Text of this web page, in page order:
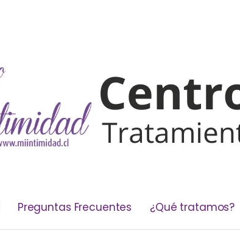
Preguntas Frecuentes ¿Qué tratamos?